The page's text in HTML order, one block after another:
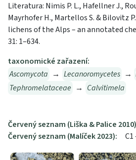
Literatura: Nimis P. L., Hafellner J.,
Mayrhofer H., Martellos S. & Bilovitz
lichens of the Alps – an annotated
31: 1–634.
taxonomické zařazení:
Ascomycota → Lecanoromycetes →
Tephromelataceae → Calvitimela
Červený seznam (Liška & Palice
Červený seznam (Malíček 2023):